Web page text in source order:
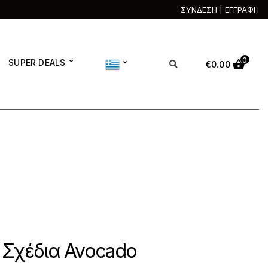
ΣΥΝΔΕΣΗ | ΕΓΓΡΑΦΗ
SUPER DEALS €0.00 0
Avocado